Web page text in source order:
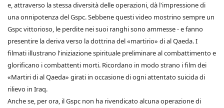
e, attraverso la stessa diversità delle operazioni, dà l'impressione di
una onnipotenza del Gspc. Sebbene questi video mostrino sempre un
Gspc vittorioso, le perdite nei suoi ranghi sono ammesse - e fanno
presentire la deriva verso la dottrina del «martirio» di al Qaeda. I
filmati illustrano l'iniziazione spirituale preliminare al combattimento e
glorificano i combattenti morti. Ricordano in modo strano i film dei
«Martiri di al Qaeda» girati in occasione di ogni attentato suicida di
rilievo in Iraq.
Anche se, per ora, il Gspc non ha rivendicato alcuna operazione di